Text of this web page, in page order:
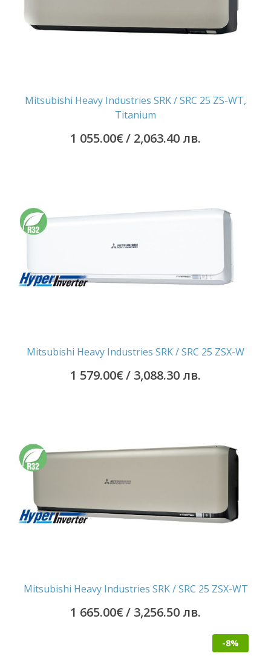
Mitsubishi Heavy Industries SRK / SRC 25 ZS-WT,
Titanium
1 055.00€/ 2,063.40 лв.
Mitsubishi Heavy Industries SRK / SRC 25 ZSX-W
1 579.00€/ 3,088.30 лв.
Mitsubishi Heavy Industries SRK / SRC 25 ZSX-WT
1 665.00€/ 3,256.50 лв.
-8%